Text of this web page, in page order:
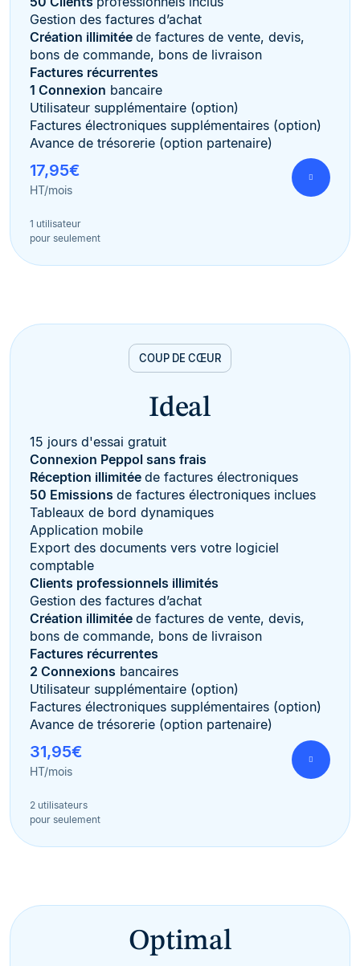
Gestion des factures d’achat
Création illimitée de factures de vente, devis,
bons de commande, bons de livraison
Factures récurrentes
1 Connexion bancaire
Utilisateur supplémentaire (option)
Factures électroniques supplémentaires (option)
Avance de trésorerie (option partenaire)
17,95€
HT/mois
1 utilisateur
pour seulement
COUP DE CŒUR
Ideal
15 jours d'essai gratuit
Connexion Peppol sans frais
Réception illimitée de factures électroniques
50 Emissions de factures électroniques inclues
Tableaux de bord dynamiques
Application mobile
Export des documents vers votre logiciel
comptable
Clients professionnels illimités
Gestion des factures d’achat
Création illimitée de factures de vente, devis,
bons de commande, bons de livraison
Factures récurrentes
2 Connexions bancaires
Utilisateur supplémentaire (option)
Factures électroniques supplémentaires (option)
Avance de trésorerie (option partenaire)
31,95€
HT/mois
2 utilisateurs
pour seulement
Optimal